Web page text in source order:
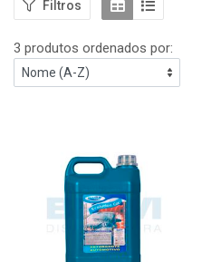
Filtros
3 produtos ordenados por: